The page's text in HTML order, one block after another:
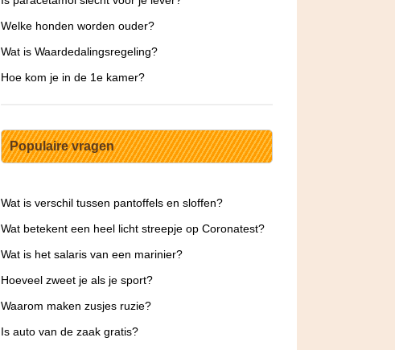
Welke honden worden ouder?
Wat is Waardedalingsregeling?
Hoe kom je in de 1e kamer?
Populaire vragen
Wat is verschil tussen pantoffels en sloffen?
Wat betekent een heel licht streepje op Coronatest?
Wat is het salaris van een marinier?
Hoeveel zweet je als je sport?
Waarom maken zusjes ruzie?
Is auto van de zaak gratis?